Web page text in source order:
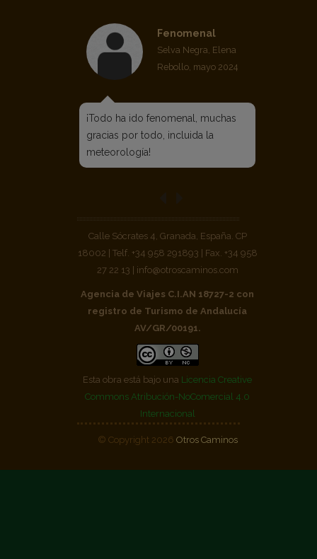
Fenomenal
Selva Negra, Elena
Rebollo, mayo 2024
¡Todo ha ido fenomenal, muchas
gracias por todo, incluida la
meteorología!
Calle Sócrates 4, Granada, España. CP
18002 | Telf. +34 958 291893 | Fax. +34 958
27 22 13 | info@otroscaminos.com
Agencia de Viajes C.I.AN 18727-2 con
registro de Turismo de Andalucía
AV/GR/00191.
Esta obra está bajo una Licencia Creative
Commons Atribución-NoComercial 4.0
Internacional
© Copyright 2026 Otros Caminos